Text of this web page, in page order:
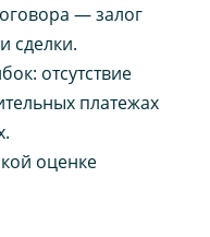
— залог
сделки.
отсутствие
платежах
оценке